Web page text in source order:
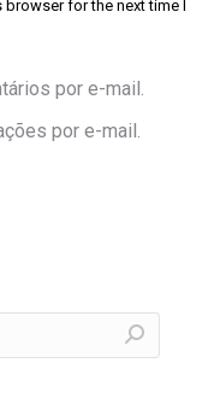
browser for the next time I
por e-mail.
por e-mail.